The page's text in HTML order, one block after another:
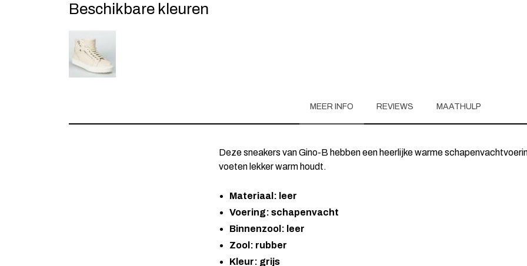
Beschikbare kleuren
MEER INFO REVIEWS MAATHULP
Deze sneakers van Gino-B hebben een heerlijke warme
voeten lekker warm houdt.
Materiaal: leer
Voering: schapenvacht
Binnenzool: leer
Zool: rubber
Kleur: grijs